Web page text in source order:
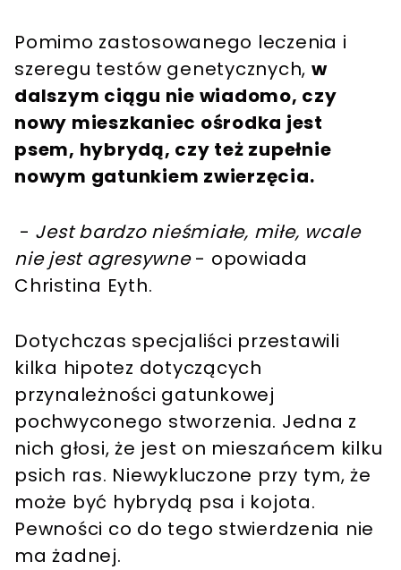
Pomimo zastosowanego leczenia i
szeregu testów genetycznych, w
dalszym ciągu nie wiadomo, czy
nowy mieszkaniec ośrodka jest
psem, hybrydą, czy też zupełnie
nowym gatunkiem zwierzęcia.
- Jest bardzo nieśmiałe, miłe, wcale
nie jest agresywne- opowiada
Christina Eyth.
Dotychczas specjaliści przestawili
kilka hipotez dotyczących
przynależności gatunkowej
pochwyconego stworzenia. Jedna z
nich głosi, że jest on mieszańcem kilku
psich ras. Niewykluczone przy tym, że
może być hybrydą psa i kojota.
Pewności co do tego stwierdzenia nie
ma żadnej.